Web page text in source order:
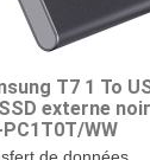
T7 1 To
externe
PC1T0T/WW